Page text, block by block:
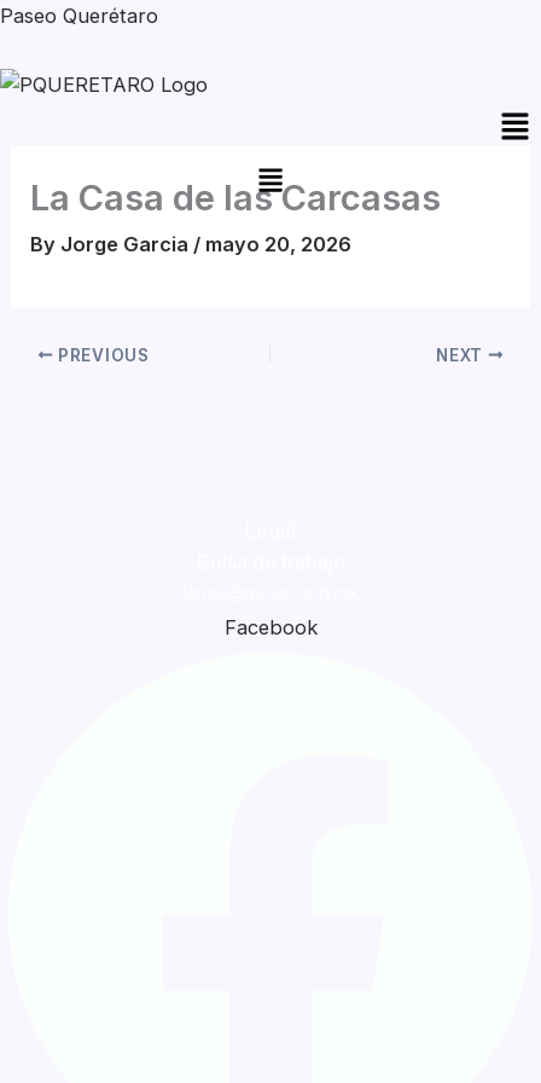
Skip
content
Paseo Querétaro
La Casa de las Carcasas
By Jorge Garcia / mayo 20, 2026
PREVIOUS NEXT
Facebook